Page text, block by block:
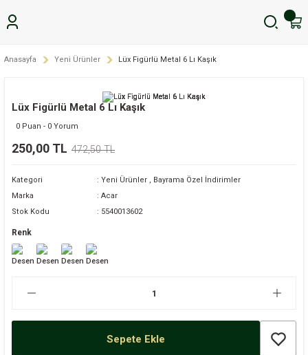
Anasayfa Yeni Ürünler Lüx Figürlü Metal 6 Lı Kaşık
Lüx Figürlü Metal 6 Lı Kaşık
0 Puan - 0 Yorum
250,00 TL 472,50 TL
Kategori Yeni Ürünler , Bayrama Özel İndirimler
Marka
Acar
Stok Kodu
5540013602
Renk
Sepete Ekle